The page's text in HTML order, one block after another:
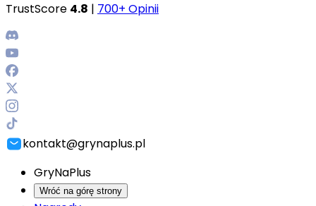
TrustScore 4.8 | 700+ Opinii
kontakt@grynaplus.pl
GryNaPlus
Wróć na górę strony